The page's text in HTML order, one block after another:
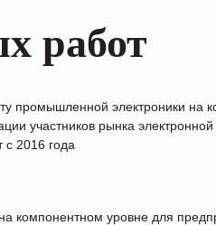
работ
промышленной электроники на
участников рынка электронной
с 2016 года
компонентном уровне для